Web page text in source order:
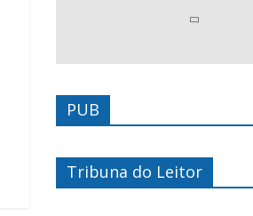
PUB
Tribuna do Leitor